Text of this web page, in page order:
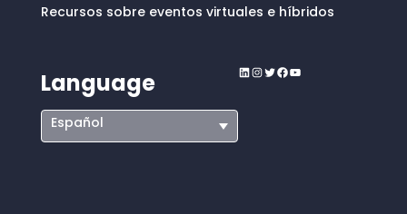
Recursos sobre eventos virtuales e híbridos
Language
Español
LinkedIn
Instagram
Twitter
Facebook
YouTube